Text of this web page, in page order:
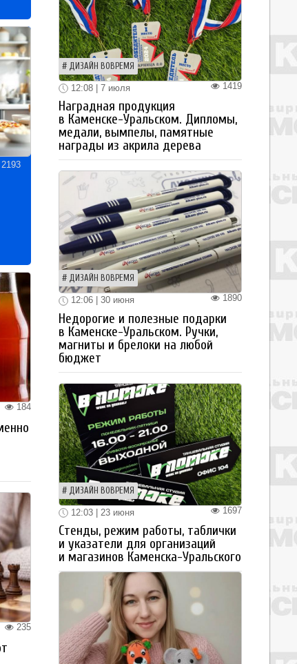
184
235
ДИЗАЙН ВОВРЕМЯ
1419
12:08 | 7 июля
Наградная продукция
в Каменске-Уральском. Дипломы,
медали, вымпелы, памятные
награды из акрила дерева
ДИЗАЙН ВОВРЕМЯ
1890
12:06 | 30 июня
Недорогие и полезные подарки
в Каменске-Уральском. Ручки,
магниты и брелоки на любой
бюджет
ДИЗАЙН ВОВРЕМЯ
1697
12:03 | 23 июня
Стенды, режим работы, таблички
и указатели для организаций
и магазинов Каменска-Уральского